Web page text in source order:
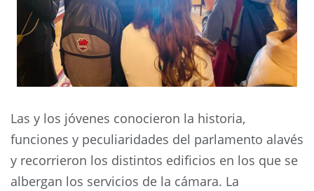
Las y los jóvenes conocieron la historia,
funciones y peculiaridades del parlamento alavés
y recorrieron los distintos edificios en los que se
albergan los servicios de la cámara. La